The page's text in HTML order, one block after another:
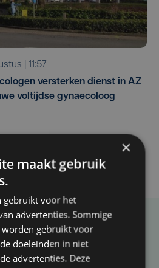
| 11:57
versterken dienst in AZ
voltijdse gynaecoloog
opgemerkt?
schrijffout opgemerkt in dit
×
maakt gebruik
gebruikt voor het
advertenties. Sommige
worden gebruikt voor
doeleinden in niet
advertenties. Deze